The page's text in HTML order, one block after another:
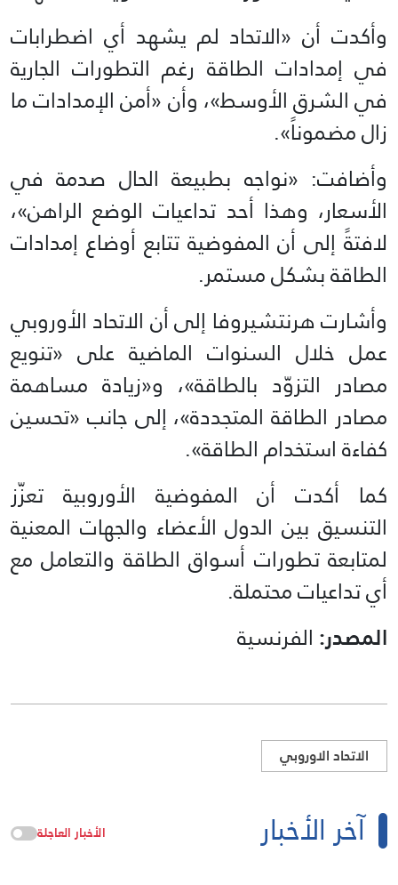
وأكدت أن «الاتحاد لم يشهد أي اضطرابات
في إمدادات الطاقة رغم التطورات الجارية
في الشرق الأوسط»، وأن «أمن الإمدادات ما
زال مضموناً».
وأضافت: «نواجه بطبيعة الحال صدمة في
الأسعار، وهذا أحد تداعيات الوضع الراهن»،
لافتةً إلى أن المفوضية تتابع أوضاع إمدادات
الطاقة بشكل مستمر.
وأشارت هرنتشيروفا إلى أن الاتحاد الأوروبي
عمل خلال السنوات الماضية على «تنويع
مصادر التزوّد بالطاقة»، و«زيادة مساهمة
مصادر الطاقة المتجددة»، إلى جانب «تحسين
كفاءة استخدام الطاقة».
كما أكدت أن المفوضية الأوروبية تعزّز
التنسيق بين الدول الأعضاء والجهات المعنية
لمتابعة تطورات أسواق الطاقة والتعامل مع
أي تداعيات محتملة.
المصدر: الفرنسية
الاتحاد الاوروبي
آخر الأخبار الأخبار العاجلة